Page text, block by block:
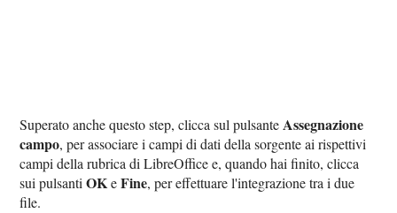
Superato anche questo step, clicca sul pulsanteAssegnazione
campo, per associare i campi di dati della sorgente ai rispettivi
campi della rubrica di LibreOffice e, quando hai finito, clicca
sui pulsantiOKeFine, per effettuare l'integrazione tra i due
file.